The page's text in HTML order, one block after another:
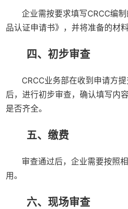
企业需按要求填写CRCC编
品认证申请书》，并将准备的材
四、初步审查
CRCC业务部在收到申请方
后，进行初步审查，确认填写内
是否齐全。
五、缴费
审查通过后，企业需要按照
用。
六、现场审查